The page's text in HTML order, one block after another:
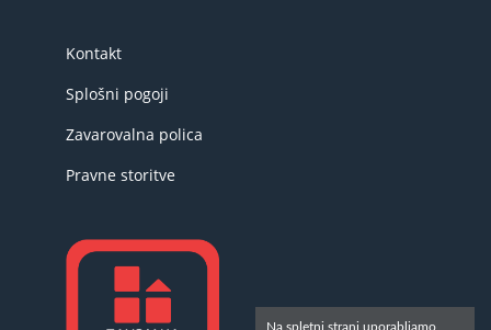
Kontakt
Splošni pogoji
Zavarovalna polica
Pravne storitve
Na spletni strani uporabljamo